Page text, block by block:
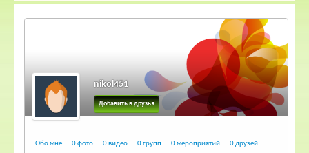
nikol451
Добавить в друзья
Обо мне 0 фото 0 видео 0 групп 0 мероприятий 0 друзей